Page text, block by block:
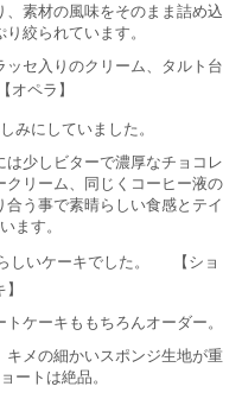
、素材の風味をそのまま詰め込
絞られています。
セ入りのクリーム、タルト台
【オペラ】
みにしていました。
少しビターで濃厚なチョコレ
リーム、同じくコーヒー液の
う事で素晴らしい食感とテイ
ます。
いケーキでした。
【ショ
ケーキももちろんオーダー。
メの細かいスポンジ生地が重
ートは絶品。